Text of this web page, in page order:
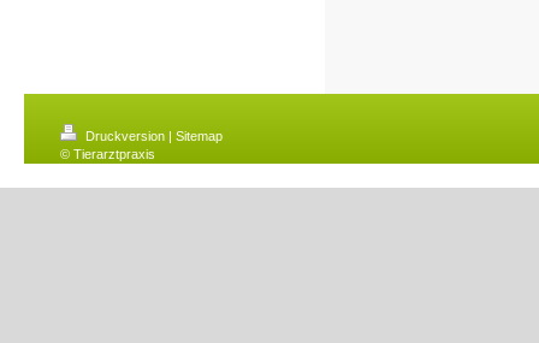
Druckversion | Sitemap
© Tierarztpraxis